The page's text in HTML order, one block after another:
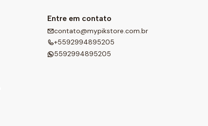
Entre em contato
contato@mypikstore.com.br
+5592994895205
5592994895205